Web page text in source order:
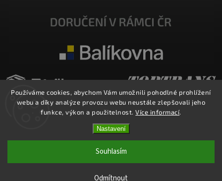
Používáme cookies, abychom Vám umožnili pohodlné prohlížení
webu a díky analýze provozu webu neustále zlepšovali jeho
funkce, výkon a použitelnost.Více informací.
Nastavení
Odmítnout
Souhlasím
E-SHOP MILATA. Všechna práva vyhrazena.
Upravit nastavení cookies